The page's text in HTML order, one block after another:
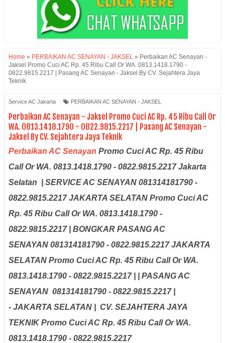
Home » PERBAIKAN AC SENAYAN - JAKSEL » Perbaikan AC Senayan -
Jaksel Promo Cuci AC Rp. 45 Ribu Call Or WA. 0813.1418.1790 -
0822.9815.2217 | Pasang AC Senayan - Jaksel By CV. Sejahtera Jaya
Teknik
Service AC Jakarta PERBAIKAN AC SENAYAN - JAKSEL
Perbaikan AC Senayan - Jaksel Promo Cuci AC Rp. 45 Ribu Call Or
WA. 0813.1418.1790 - 0822.9815.2217 | Pasang AC Senayan -
Jaksel By CV. Sejahtera Jaya Teknik
Perbaikan AC Senayan Promo Cuci AC Rp. 45 Ribu
Call Or WA. 0813.1418.1790 - 0822.9815.2217 Jakarta
Selatan | SERVICE AC SENAYAN 081314181790 -
0822.9815.2217 JAKARTA SELATAN Promo Cuci AC
Rp. 45 Ribu Call Or WA. 0813.1418.1790 -
0822.9815.2217 | BONGKAR PASANG AC
SENAYAN 081314181790 - 0822.9815.2217 JAKARTA
SELATAN Promo Cuci AC Rp. 45 Ribu Call Or WA.
0813.1418.1790 - 0822.9815.2217 |
| PASANG AC
SENAYAN 081314181790 - 0822.9815.2217 |
- JAKARTA SELATAN | CV. SEJAHTERA JAYA
TEKNIK Promo Cuci AC Rp. 45 Ribu Call Or WA.
0813.1418.1790 - 0822.9815.2217